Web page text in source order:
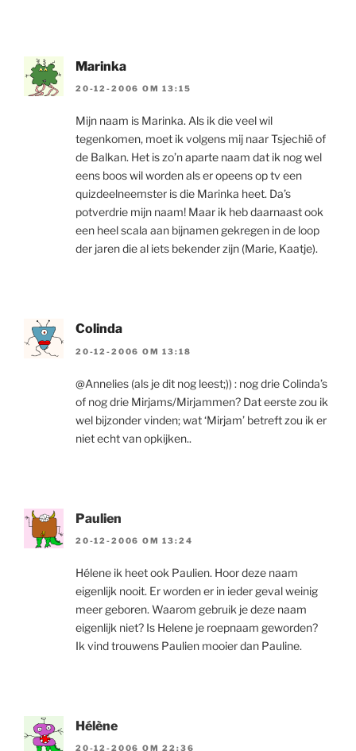
Marinka
20-12-2006 OM 13:15
Mijn naam is Marinka. Als ik die veel wil
tegenkomen, moet ik volgens mij naar Tsjechië of
de Balkan. Het is zo’n aparte naam dat ik nog wel
eens boos wil worden als er opeens op tv een
quizdeelneemster is die Marinka heet. Da’s
potverdrie mijn naam! Maar ik heb daarnaast ook
een heel scala aan bijnamen gekregen in de loop
der jaren die al iets bekender zijn (Marie, Kaatje).
Colinda
20-12-2006 OM 13:18
@Annelies (als je dit nog leest;)) : nog drie Colinda’s
of nog drie Mirjams/Mirjammen? Dat eerste zou ik
wel bijzonder vinden; wat ‘Mirjam’ betreft zou ik er
niet echt van opkijken..
Paulien
20-12-2006 OM 13:24
Hélene ik heet ook Paulien. Hoor deze naam
eigenlijk nooit. Er worden er in ieder geval weinig
meer geboren. Waarom gebruik je deze naam
eigenlijk niet? Is Helene je roepnaam geworden?
Ik vind trouwens Paulien mooier dan Pauline.
Hélène
20-12-2006 OM 22:36